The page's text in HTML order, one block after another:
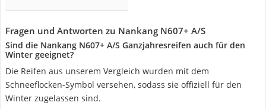
Fragen und Antworten zu Nankang N607+ A/S
Sind die Nankang N607+ A/S Ganzjahresreifen auch für den
Winter geeignet?
Die Reifen aus unserem Vergleich wurden mit dem
Schneeflocken-Symbol versehen, sodass sie offiziell für den
Winter zugelassen sind.